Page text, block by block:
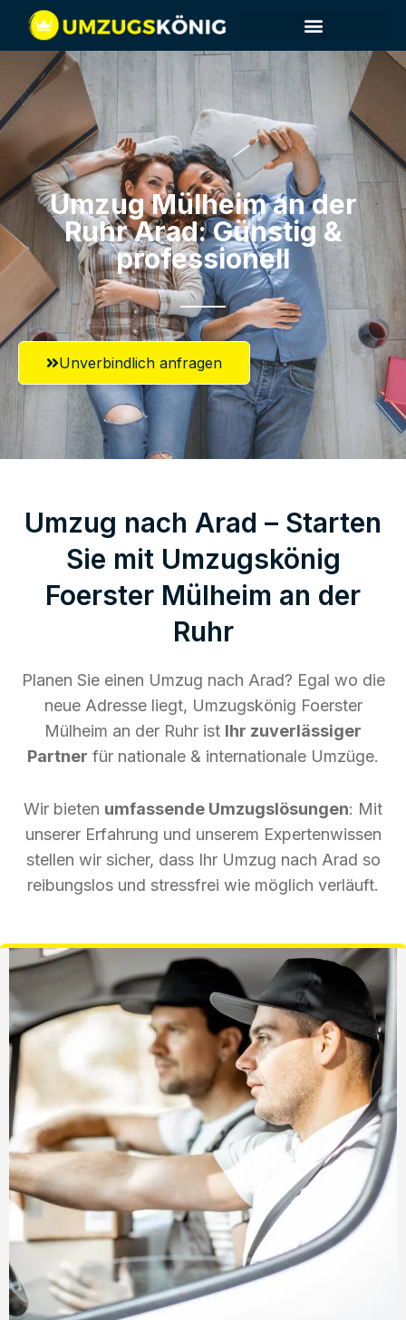
Umzug Mülheim an der
Ruhr​ Arad: Günstig &
professionell​
Unverbindlich anfragen
Umzug nach Arad – Starten
Sie mit Umzugskönig
Foerster Mülheim an der
Ruhr
Planen Sie einen Umzug nach Arad? Egal wo die
neue Adresse liegt, Umzugskönig Foerster
Mülheim an der Ruhr ist Ihr zuverlässiger
Partner für nationale & internationale Umzüge.
Wir bieten umfassende Umzugslösungen: Mit
unserer Erfahrung und unserem Expertenwissen
stellen wir sicher, dass Ihr Umzug nach Arad so
reibungslos und stressfrei wie möglich verläuft.